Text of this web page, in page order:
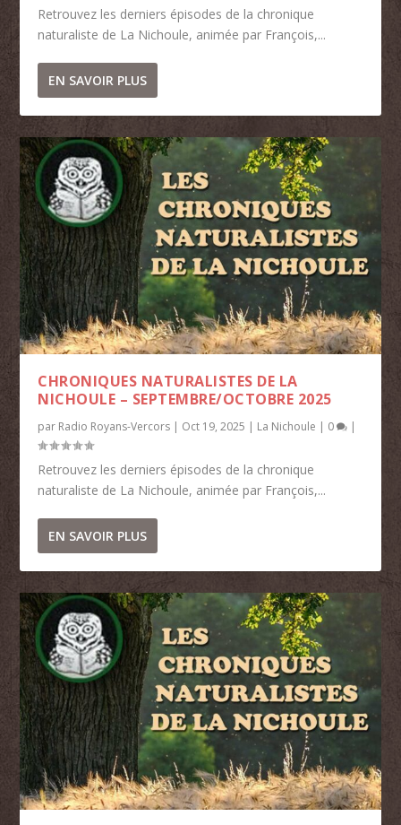
Retrouvez les derniers épisodes de la chronique
naturaliste de La Nichoule, animée par François,...
EN SAVOIR PLUS
CHRONIQUES NATURALISTES DE LA
NICHOULE – SEPTEMBRE/OCTOBRE 2025
par Radio Royans-Vercors | Oct 19, 2025 | La Nichoule | 0 |
Retrouvez les derniers épisodes de la chronique
naturaliste de La Nichoule, animée par François,...
EN SAVOIR PLUS